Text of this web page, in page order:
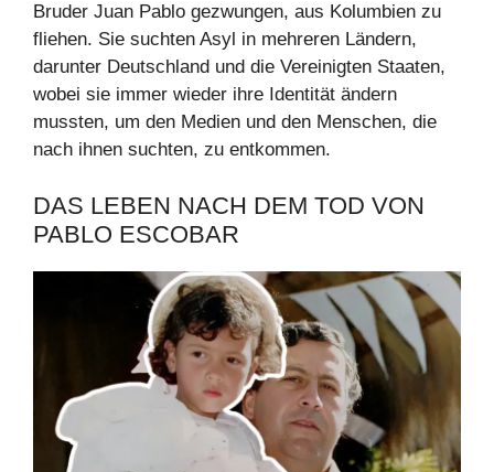
Bruder Juan Pablo gezwungen, aus Kolumbien zu
fliehen. Sie suchten Asyl in mehreren Ländern,
darunter Deutschland und die Vereinigten Staaten,
wobei sie immer wieder ihre Identität ändern
mussten, um den Medien und den Menschen, die
nach ihnen suchten, zu entkommen.
DAS LEBEN NACH DEM TOD VON
PABLO ESCOBAR